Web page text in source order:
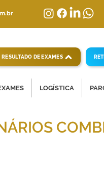
RESULTADO DE EXAMES
LOGÍSTICA